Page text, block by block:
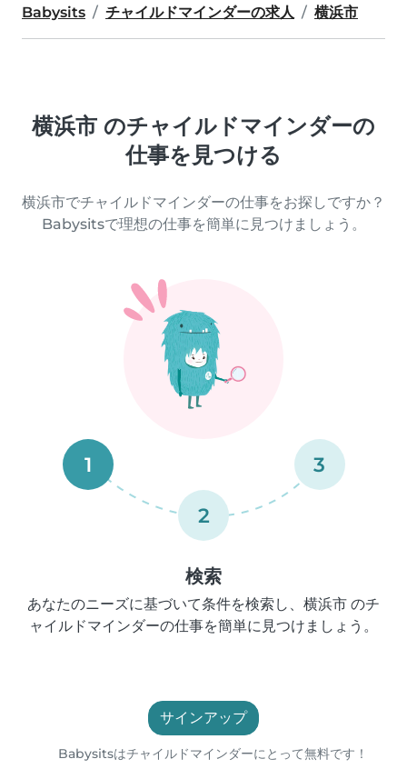
Babysits チャイルドマインダーの求人 横浜市
横浜市 のチャイルドマインダーの
仕事を見つける
横浜市でチャイルドマインダーの仕事をお探しですか？
Babysitsで理想の仕事を簡単に見つけましょう。
1
2
3
検索
あなたのニーズに基づいて条件を検索し、横浜市 のチ
ャイルドマインダーの仕事を簡単に見つけましょう。
サインアップ
Babysitsはチャイルドマインダーにとって無料です！